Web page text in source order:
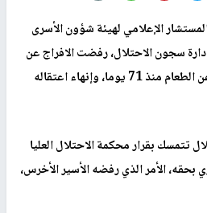
الإعلامي لهيئة شؤون الأسرى
سجون الاحتلال، رفضت الافراج عن
الاسير ماهر الأخرس المضرب عن الطعام منذ 71 يوما، وإنهاء اعتقاله
تتمسك بقرار محكمة الاحتلال العليا
بحقه، الأمر الذي رفضه الأسير الأخرس،